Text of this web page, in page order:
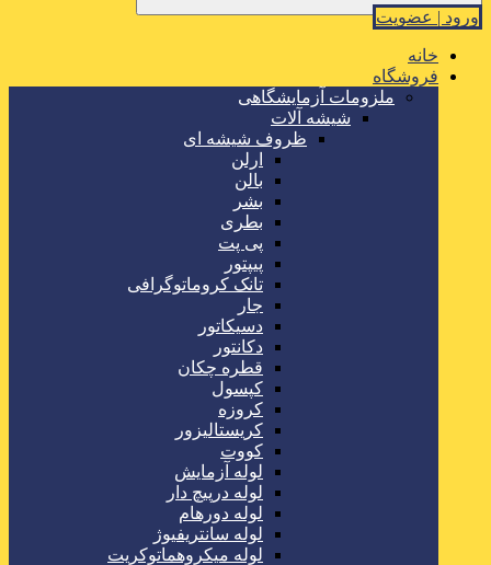
ورود | عضویت
خانه
فروشگاه
ملزومات آزمایشگاهی
شیشه آلات
ظروف شیشه ای
ارلن
بالن
بشر
بطری
پی پت
پیپتور
تانک کروماتوگرافی
جار
دسیکاتور
دکانتور
قطره چکان
کپسول
کروزه
کریستالیزور
کووت
لوله آزمایش
لوله درپیچ دار
لوله دورهام
لوله سانتریفیوژ
لوله میکروهماتوکریت